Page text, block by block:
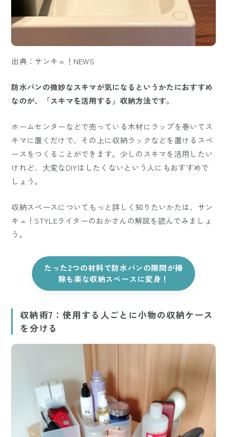
出典：サンキュ！NEWS
防水パンの微妙なスキマが気になるというかたにおすすめ
なのが、「スキマを活用する」収納方法です。
ホームセンターなどで売っている木材にラップを巻いてス
キマに置くだけで、その上に収納ラックなどを置けるスペ
ースをつくることができます。少しのスキマを活用したい
けれど、大変なDIYはしたくないという人にもおすすめで
しょう。
収納スペースについてもっと詳しく知りたいかたは、サン
キュ！STYLEライターのおかさんの解説を読んでみましょ
う。
たった2つの材料で防水パンの隙間が掃
除も楽な収納スペースに変身！
収納術7：使用する人ごとに小物の収納ケース
を分ける